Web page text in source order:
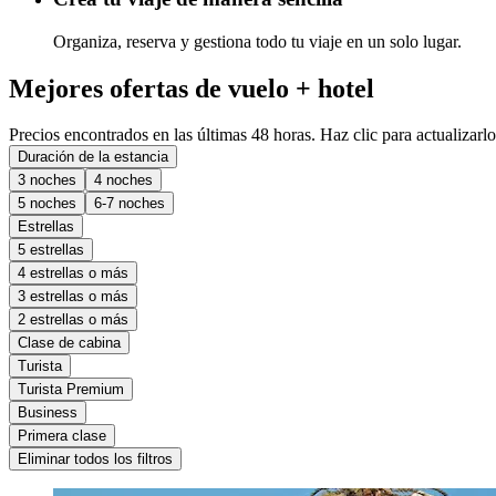
Organiza, reserva y gestiona todo tu viaje en un solo lugar.
Mejores ofertas de vuelo + hotel
Precios encontrados en las últimas 48 horas. Haz clic para
Duración de la estancia
3 noches
4 noches
5 noches
6-7 noches
Estrellas
5 estrellas
4 estrellas o más
3 estrellas o más
2 estrellas o más
Clase de cabina
Turista
Turista Premium
Business
Primera clase
Eliminar todos los filtros